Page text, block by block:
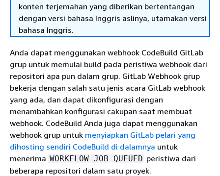
konten terjemahan yang diberikan bertentangan
dengan versi bahasa Inggris aslinya, utamakan versi
bahasa Inggris.
Anda dapat menggunakan webhook CodeBuild GitLab
grup untuk memulai build pada peristiwa webhook dari
repositori apa pun dalam grup. GitLab Webhook grup
bekerja dengan salah satu jenis acara GitLab webhook
yang ada, dan dapat dikonfigurasi dengan
menambahkan konfigurasi cakupan saat membuat
webhook. CodeBuild Anda juga dapat menggunakan
webhook grup untuk menyiapkan GitLab pelari yang
dihosting sendiri CodeBuild di dalamnya untuk
menerima WORKFLOW_JOB_QUEUED peristiwa dari
beberapa repositori dalam satu proyek.